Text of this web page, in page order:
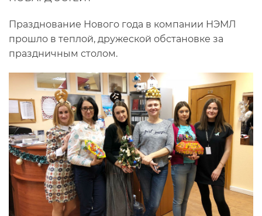
Празднование Нового года в компании НЭМЛ
прошло в теплой, дружеской обстановке за
праздничным столом.